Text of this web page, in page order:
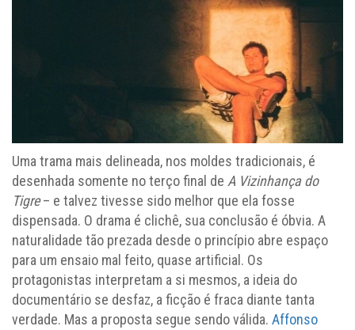
Uma trama mais delineada, nos moldes tradicionais, é
desenhada somente no terço final de A Vizinhança do
Tigre– e talvez tivesse sido melhor que ela fosse
dispensada. O drama é clichê, sua conclusão é óbvia. A
naturalidade tão prezada desde o princípio abre espaço
para um ensaio mal feito, quase artificial. Os
protagonistas interpretam a si mesmos, a ideia do
documentário se desfaz, a ficção é fraca diante tanta
verdade. Mas a proposta segue sendo válida. Affonso